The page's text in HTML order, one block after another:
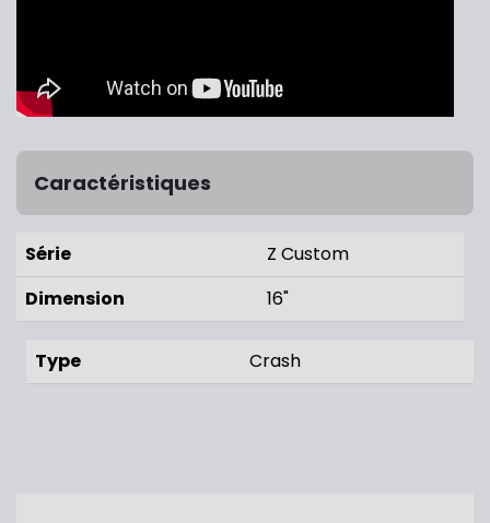
Caractéristiques
Série
Z Custom
Dimension
16"
Type Crash